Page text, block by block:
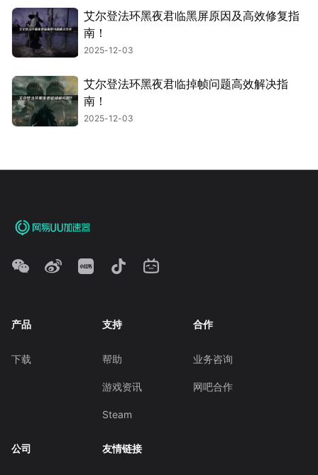
艾尔登法环黑夜君临黑屏原因及高效修复指
南！
2025-12-03
艾尔登法环黑夜君临掉帧问题高效解决指
南！
2025-12-03
产品
下载
支持
帮助
游戏资讯
Steam
合作
业务咨询
网吧合作
公司 友情链接